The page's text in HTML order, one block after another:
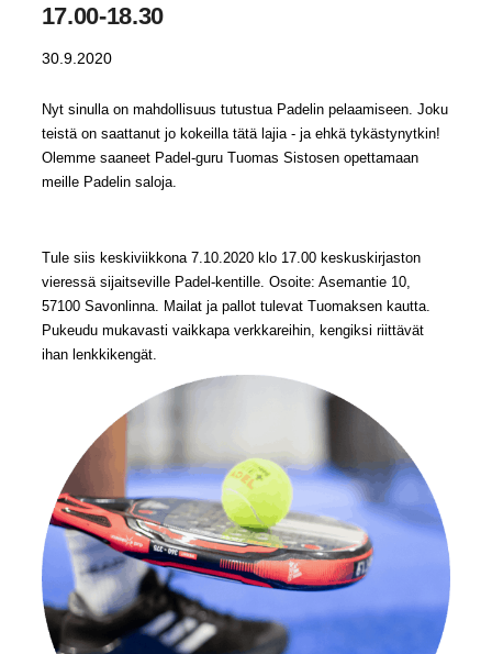
17.00-18.30
30.9.2020
Nyt sinulla on mahdollisuus tutustua Padelin pelaamiseen. Joku
teistä on saattanut jo kokeilla tätä lajia - ja ehkä tykästynytkin!
Olemme saaneet Padel-guru Tuomas Sistosen opettamaan
meille Padelin saloja.
Tule siis keskiviikkona 7.10.2020 klo 17.00 keskuskirjaston
vieressä sijaitseville Padel-kentille. Osoite: Asemantie 10,
57100 Savonlinna. Mailat ja pallot tulevat Tuomaksen kautta.
Pukeudu mukavasti vaikkapa verkkareihin, kengiksi riittävät
ihan lenkkikengät.